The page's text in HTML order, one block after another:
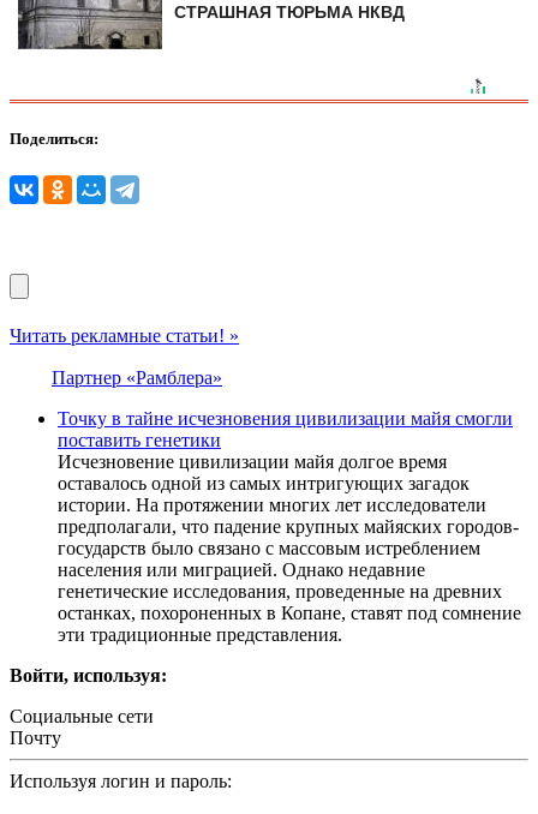
СТРАШНАЯ ТЮРЬМА НКВД
Поделиться:
Читать рекламные статьи! »
Партнер «Рамблера»
Точку в тайне исчезновения цивилизации майя смогли
поставить генетики
Исчезновение цивилизации майя долгое время
оставалось одной из самых интригующих загадок
истории. На протяжении многих лет исследователи
предполагали, что падение крупных майяских городов-
государств было связано с массовым истреблением
населения или миграцией. Однако недавние
генетические исследования, проведенные на древних
останках, похороненных в Копане, ставят под сомнение
эти традиционные представления.
Войти, используя:
Социальные сети
Почту
Используя логин и пароль: